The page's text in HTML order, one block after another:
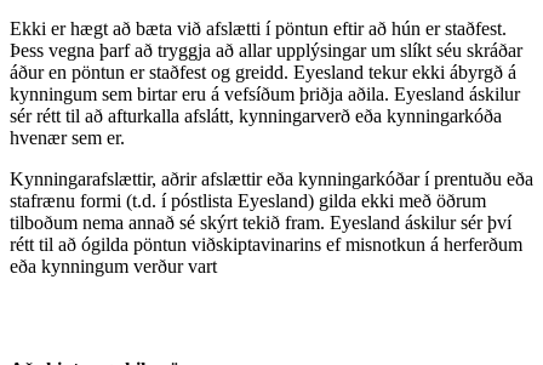
Ekki er hægt að bæta við afslætti í pöntun eftir að hún er staðfest.
Þess vegna þarf að tryggja að allar upplýsingar um slíkt séu skráðar
áður en pöntun er staðfest og greidd. Eyesland tekur ekki ábyrgð á
kynningum sem birtar eru á vefsíðum þriðja aðila. Eyesland áskilur
sér rétt til að afturkalla afslátt, kynningarverð eða kynningarkóða
hvenær sem er.
Kynningarafslættir, aðrir afslættir eða kynningarkóðar í prentuðu eða
stafrænu formi (t.d. í póstlista Eyesland) gilda ekki með öðrum
tilboðum nema annað sé skýrt tekið fram. Eyesland áskilur sér því
rétt til að ógilda pöntun viðskiptavinarins ef misnotkun á herferðum
eða kynningum verður vart